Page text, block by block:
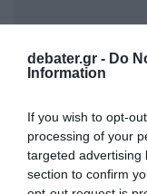
debater.gr - Do
Information
If you wish to opt-
processing of your
targeted advertising
section to confirm
Παρόλα αυτά
συλλήψεων
λέγοντας ότι
περισσότερο